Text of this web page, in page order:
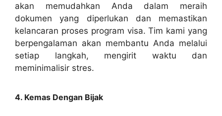
akan memudahkan Anda dalam meraih
dokumen yang diperlukan dan memastikan
kelancaran proses program visa. Tim kami yang
berpengalaman akan membantu Anda melalui
setiap langkah, mengirit waktu dan
meminimalisir stres.
4. Kemas Dengan Bijak